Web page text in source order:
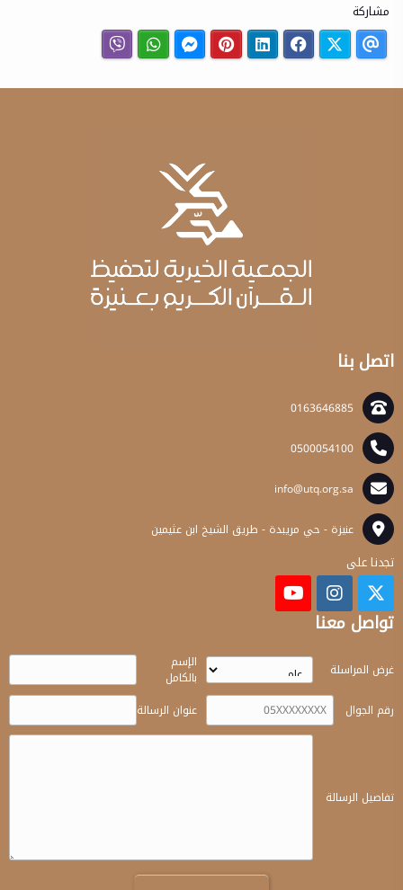
مشاركة
اتصل بنا
0163646885
0500054100
info@utq.org.sa
عنيزة - حي مريبدة - طريق الشيخ ابن عثيمين
تجدنا على
تواصل معنا
غرض المراسلة
الإسم
بالكامل
رقم الجوال
عنوان الرسالة
تفاصيل الرسالة